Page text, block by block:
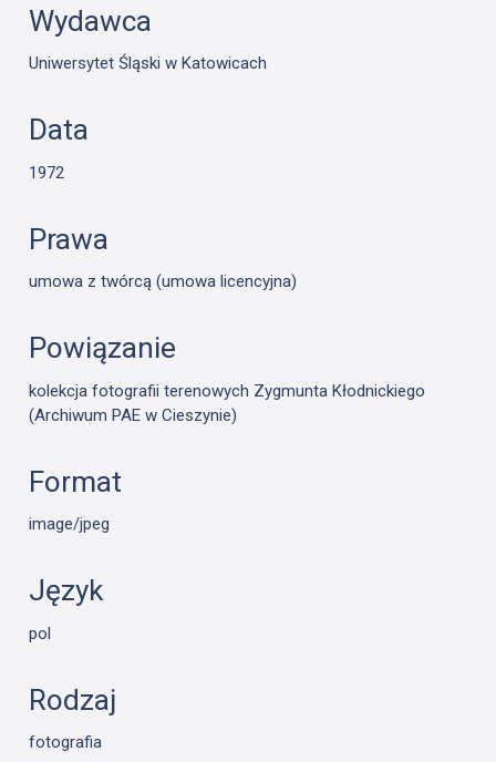
Wydawca
Uniwersytet Śląski w Katowicach
Data
1972
Prawa
umowa z twórcą (umowa licencyjna)
Powiązanie
kolekcja fotografii terenowych Zygmunta Kłodnickiego
(Archiwum PAE w Cieszynie)
Format
image/jpeg
Język
pol
Rodzaj
fotografia